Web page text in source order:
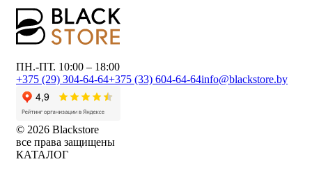
ПН.-ПТ. 10:00 – 18:00
+375 (29) 304-64-64+375 (33) 604-64-64info@blackstore.by
© 2026 Blackstore
все права защищены
КАТАЛОГ